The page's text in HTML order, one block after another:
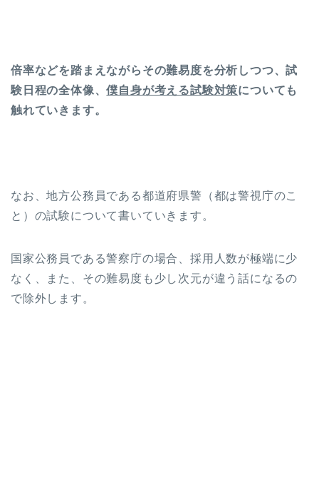
倍率などを踏まえながらその難易度を分析しつつ、試
験日程の全体像、僕自身が考える試験対策についても
触れていきます。
なお、地方公務員である都道府県警（都は警視庁のこ
と）の試験について書いていきます。
国家公務員である警察庁の場合、採用人数が極端に少
なく、また、その難易度も少し次元が違う話になるの
で除外します。